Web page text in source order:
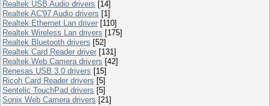
Realtek USB Audio drivers [14]
Realtek AC'97 Audio drivers [1]
Realtek Ethernet Lan driver [110]
Realtek Wireless Lan drivers [175]
Realtek Bluetooth drivers [52]
Realtek Card Reader driver [131]
Realtek Web Camera drivers [42]
Renesas USB 3.0 drivers [15]
Ricoh Card Reader drivers [5]
Sentelic TouchPad drivers [5]
Sonix Web Camera drivers [21]